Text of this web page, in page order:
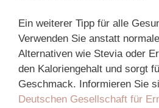
Ein weiterer Tipp für alle
Verwenden Sie anstatt
Alternativen wie Stevia oder
den Kaloriengehalt und sorgt
Geschmack. Informieren Sie
Deutschen Gesellschaft für